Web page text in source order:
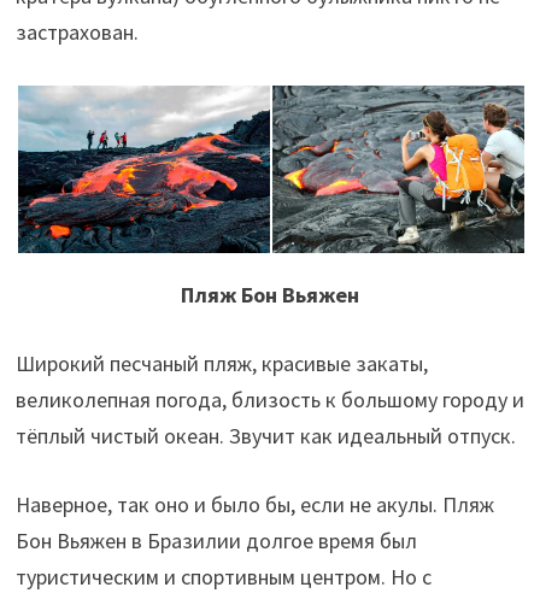
застрахован.
Пляж Бон Вьяжен
Широкий песчаный пляж, красивые закаты,
великолепная погода, близость к большому городу и
тёплый чистый океан. Звучит как идеальный отпуск.
Наверное, так оно и было бы, если не акулы. Пляж
Бон Вьяжен в Бразилии долгое время был
туристическим и спортивным центром. Но с